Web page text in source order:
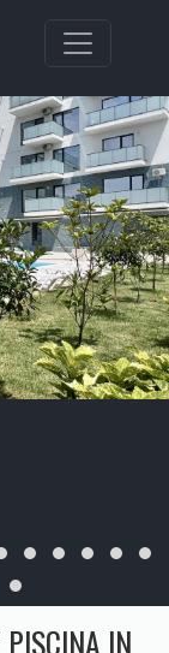
PISCINA IN